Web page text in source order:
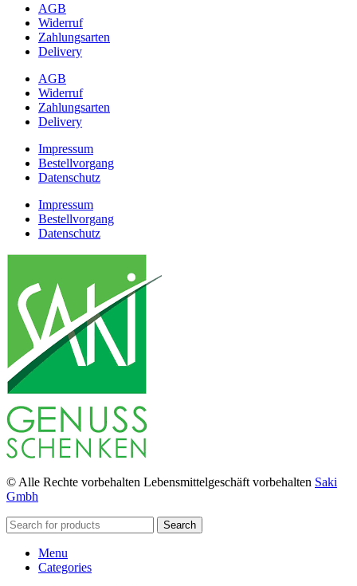
AGB
Widerruf
Zahlungsarten
Delivery
AGB
Widerruf
Zahlungsarten
Delivery
Impressum
Bestellvorgang
Datenschutz
Impressum
Bestellvorgang
Datenschutz
© Alle Rechte vorbehalten Lebensmittelgeschäft vorbehalten Saki
Gmbh
Search
Menu
Categories